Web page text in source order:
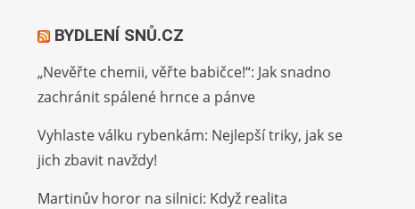
BYDLENÍ SNŮ.CZ
„Nevěřte chemii, věřte babičce!“: Jak snadno
zachránit spálené hrnce a pánve
Vyhlaste válku rybenkám: Nejlepší triky, jak se
jich zbavit navždy!
Martinův horor na silnici: Když realita